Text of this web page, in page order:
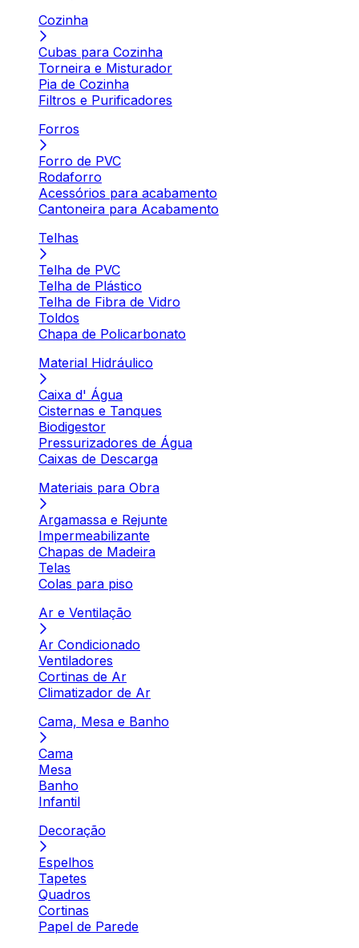
Cozinha
Cubas para Cozinha
Torneira e Misturador
Pia de Cozinha
Filtros e Purificadores
Forros
Forro de PVC
Rodaforro
Acessórios para acabamento
Cantoneira para Acabamento
Telhas
Telha de PVC
Telha de Plástico
Telha de Fibra de Vidro
Toldos
Chapa de Policarbonato
Material Hidráulico
Caixa d' Água
Cisternas e Tanques
Biodigestor
Pressurizadores de Água
Caixas de Descarga
Materiais para Obra
Argamassa e Rejunte
Impermeabilizante
Chapas de Madeira
Telas
Colas para piso
Ar e Ventilação
Ar Condicionado
Ventiladores
Cortinas de Ar
Climatizador de Ar
Cama, Mesa e Banho
Cama
Mesa
Banho
Infantil
Decoração
Espelhos
Tapetes
Quadros
Cortinas
Papel de Parede